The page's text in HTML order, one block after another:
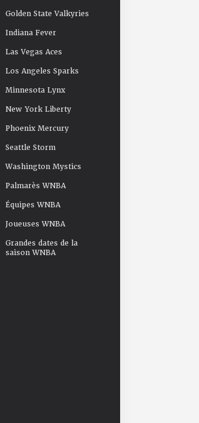
Golden State Valkyries
Indiana Fever
Las Vegas Aces
Los Angeles Sparks
Minnesota Lynx
New York Liberty
Phoenix Mercury
Seattle Storm
Washington Mystics
Palmarès WNBA
Équipes WNBA
Joueuses WNBA
Grandes dates de la
saison WNBA